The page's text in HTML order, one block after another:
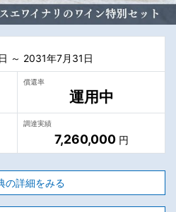
～ 2031年7月31日
償還率
運用中
調達実績
7,260,000円
の詳細をみる